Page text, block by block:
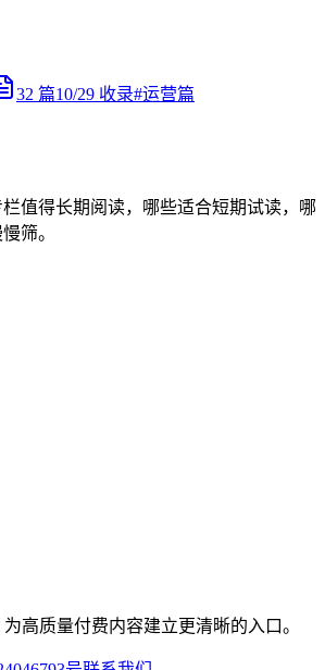
32 篇10/29 收录#运营篇
值得长期阅读，哪些适合短期试读，哪
筛。
高质量付费内容建立更清晰的入口。